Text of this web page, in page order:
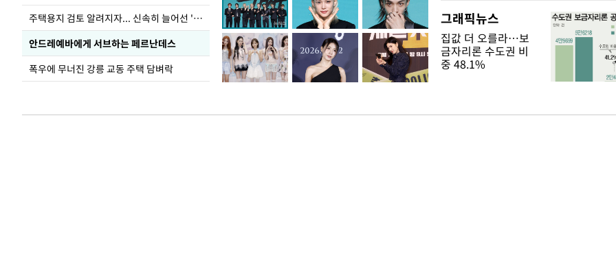
주택용지 검토 알려지자... 신속히 늘어선 '근조화환'
안드레예바에게 서브하는 페르난데스
폭우에 무너진 강릉 교동 주택 담벼락
그래픽뉴스
집값 더 오를라…보
금자리론 수도권 비
중 48.1%